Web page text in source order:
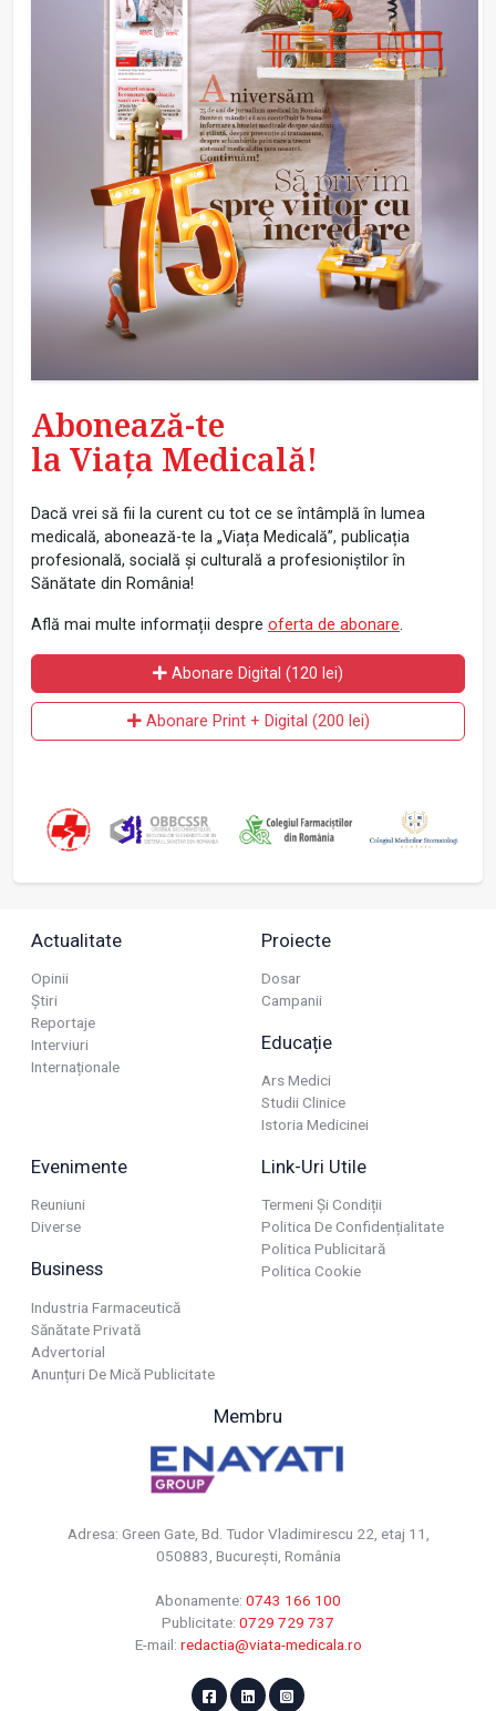
Abonează-te
la Viața Medicală!
Dacă vrei să fii la curent cu tot ce se întâmplă în lumea
medicală, abonează-te la „Viața Medicală”, publicația
profesională, socială și culturală a profesioniștilor în
Sănătate din România!
Află mai multe informații despre oferta de abonare.
Abonare Digital (120 lei)
Abonare Print + Digital (200 lei)
Actualitate
Opinii
Știri
Reportaje
Interviuri
Internaționale
Proiecte
Dosar
Campanii
Educație
Ars Medici
Studii Clinice
Istoria Medicinei
Evenimente
Reuniuni
Diverse
Business
Industria Farmaceutică
Sănătate Privată
Advertorial
Anunțuri De Mică Publicitate
Link-Uri Utile
Termeni Și Condiții
Politica De Confidențialitate
Politica Publicitară
Politica Cookie
Membru
Adresa: Green Gate, Bd. Tudor Vladimirescu 22, etaj 11,
050883, Bucureşti, România
Abonamente: 0743 166 100
Publicitate: 0729 729 737
E-mail: redactia@viata-medicala.ro